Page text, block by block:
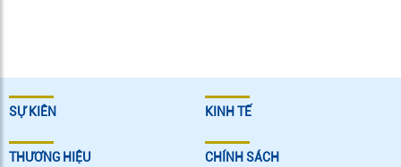
SỰ KIÊN KINH TẾ
THƯƠNG HIỆU CHÍNH SÁCH